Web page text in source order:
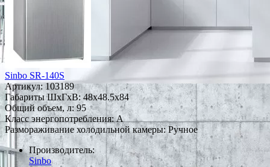
Sinbo SR-140S
Артикул:103189
Габариты ШxГxВ: 48x48.5x84
Общий объем, л: 95
Класс энергопотребления: A
Размораживание холодильной камеры: Ручное
Производитель:
Sinbo